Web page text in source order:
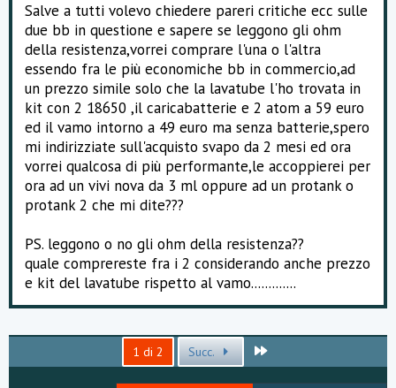
Salve a tutti volevo chiedere pareri critiche ecc sulle
due bb in questione e sapere se leggono gli ohm
della resistenza,vorrei comprare l'una o l'altra
essendo fra le più economiche bb in commercio,ad
un prezzo simile solo che la lavatube l'ho trovata in
kit con 2 18650 ,il caricabatterie e 2 atom a 59 euro
ed il vamo intorno a 49 euro ma senza batterie,spero
mi indirizziate sull'acquisto svapo da 2 mesi ed ora
vorrei qualcosa di più performante,le accoppierei per
ora ad un vivi nova da 3 ml oppure ad un protank o
protank 2 che mi dite???
PS. leggono o no gli ohm della resistenza??
quale comprereste fra i 2 considerando anche prezzo
e kit del lavatube rispetto al vamo.............
1 di 2 Succ.